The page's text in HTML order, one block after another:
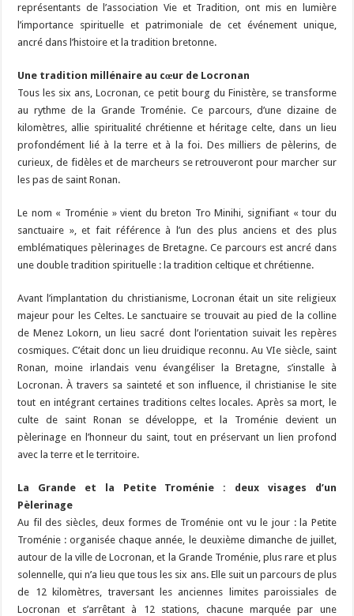
représentants de l’association Vie et Tradition, ont mis en lumière
l’importance spirituelle et patrimoniale de cet événement unique,
ancré dans l’histoire et la tradition bretonne.
Une tradition millénaire au cœur de Locronan
Tous les six ans, Locronan, ce petit bourg du Finistère, se transforme
au rythme de la Grande Troménie. Ce parcours, d’une dizaine de
kilomètres, allie spiritualité chrétienne et héritage celte, dans un lieu
profondément lié à la terre et à la foi. Des milliers de pèlerins, de
curieux, de fidèles et de marcheurs se retrouveront pour marcher sur
les pas de saint Ronan.
Le nom « Troménie » vient du breton Tro Minihi, signifiant « tour du
sanctuaire », et fait référence à l’un des plus anciens et des plus
emblématiques pèlerinages de Bretagne. Ce parcours est ancré dans
une double tradition spirituelle : la tradition celtique et chrétienne.
Avant l’implantation du christianisme, Locronan était un site religieux
majeur pour les Celtes. Le sanctuaire se trouvait au pied de la colline
de Menez Lokorn, un lieu sacré dont l’orientation suivait les repères
cosmiques. C’était donc un lieu druidique reconnu. Au VIe siècle, saint
Ronan, moine irlandais venu évangéliser la Bretagne, s’installe à
Locronan. À travers sa sainteté et son influence, il christianise le site
tout en intégrant certaines traditions celtes locales. Après sa mort, le
culte de saint Ronan se développe, et la Troménie devient un
pèlerinage en l’honneur du saint, tout en préservant un lien profond
avec la terre et le territoire.
La Grande et la Petite Troménie : deux visages d’un
Pèlerinage
Au fil des siècles, deux formes de Troménie ont vu le jour : la Petite
Troménie : organisée chaque année, le deuxième dimanche de juillet,
autour de la ville de Locronan, et la Grande Troménie, plus rare et plus
solennelle, qui n’a lieu que tous les six ans. Elle suit un parcours de plus
de 12 kilomètres, traversant les anciennes limites paroissiales de
Locronan et s’arrêtant à 12 stations, chacune marquée par une